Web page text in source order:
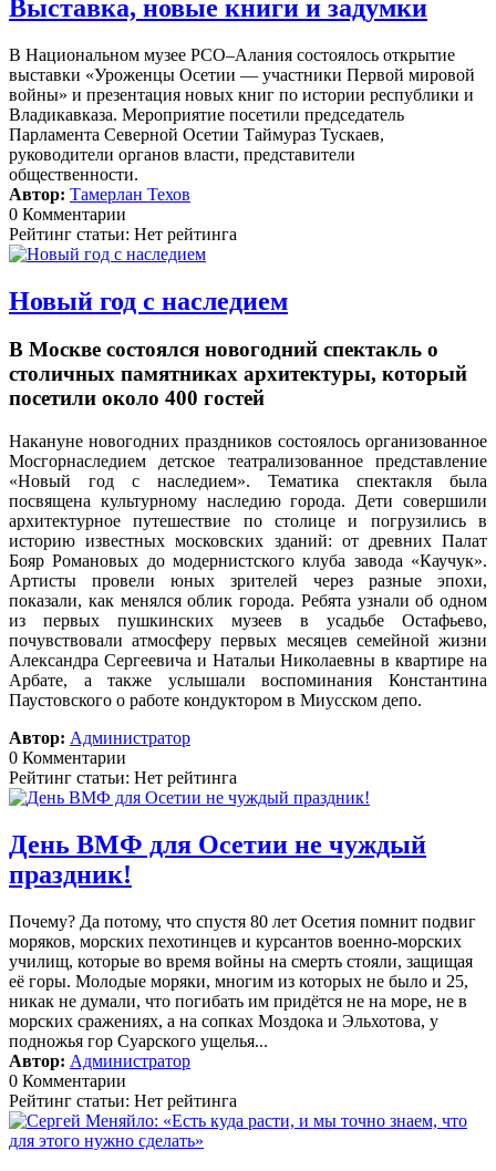
Выставка, новые книги и задумки
В Национальном музее РСО–Алания состоялось открытие
выставки «Уроженцы Осетии — участники Первой мировой
войны» и презентация новых книг по истории республики и
Владикавказа. Мероприятие посетили председатель
Парламента Северной Осетии Таймураз Тускаев,
руководители органов власти, представители
общественности.
Автор: Тамерлан Техов
0 Комментарии
Рейтинг статьи: Нет рейтинга
Новый год с наследием
В Москве состоялся новогодний спектакль о
столичных памятниках архитектуры, который
посетили около 400 гостей
Накануне новогодних праздников состоялось организованное
Мосгорнаследием детское театрализованное представление
«Новый год с наследием».
Тематика спектакля была
посвящена культурному наследию города. Дети совершили
архитектурное путешествие по столице и погрузились в
историю известных московских зданий: от древних Палат
Бояр Романовых до модернистского клуба завода «Каучук».
Артисты провели юных зрителей через разные эпохи,
показали, как менялся облик города. Ребята узнали об одном
из первых пушкинских музеев в усадьбе Остафьево,
почувствовали атмосферу первых месяцев семейной жизни
Александра Сергеевича и Натальи Николаевны в квартире на
Арбате, а также услышали воспоминания Константина
Паустовского о работе кондуктором в Миусском депо.
Автор: Администратор
0 Комментарии
Рейтинг статьи: Нет рейтинга
День ВМФ для Осетии не чуждый
праздник!
Почему? Да потому, что спустя 80 лет Осетия помнит подвиг
моряков, морских пехотинцев и курсантов военно-морских
училищ, которые во время войны на смерть стояли, защищая
её горы. Молодые моряки, многим из которых не было и 25,
никак не думали, что погибать им придётся не на море, не в
морских сражениях, а на сопках Моздока и Эльхотова, у
подножья гор Суарского ущелья...
Автор: Администратор
0 Комментарии
Рейтинг статьи: Нет рейтинга